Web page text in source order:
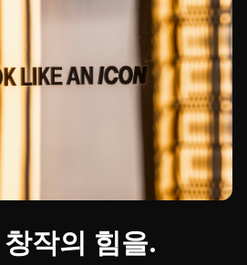
작의 힘을.